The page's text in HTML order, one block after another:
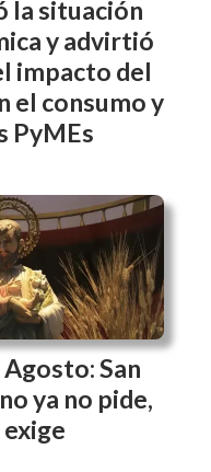
la situación
y advirtió
impacto del
el consumo y
PyMEs
Agosto: San
ya no pide,
exige